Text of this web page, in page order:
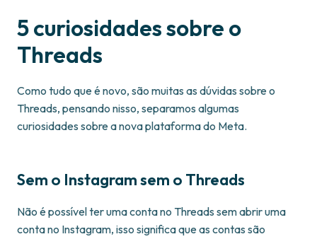
5 curiosidades sobre o
Threads
Como tudo que é novo, são muitas as dúvidas sobre o
Threads, pensando nisso, separamos algumas
curiosidades sobre a nova plataforma do Meta.
Sem o Instagram sem o Threads
Não é possível ter uma conta no Threads sem abrir uma
conta no Instagram, isso significa que as contas são